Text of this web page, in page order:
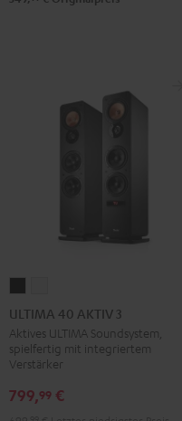
40
AKTIV
3
Schwarz
40
AKTIV
3
Weiß
ULTIMA 40 AKTIV 3
Aktives ULTIMA Soundsystem,
spielfertig mit integriertem
Verstärker
799,99 €